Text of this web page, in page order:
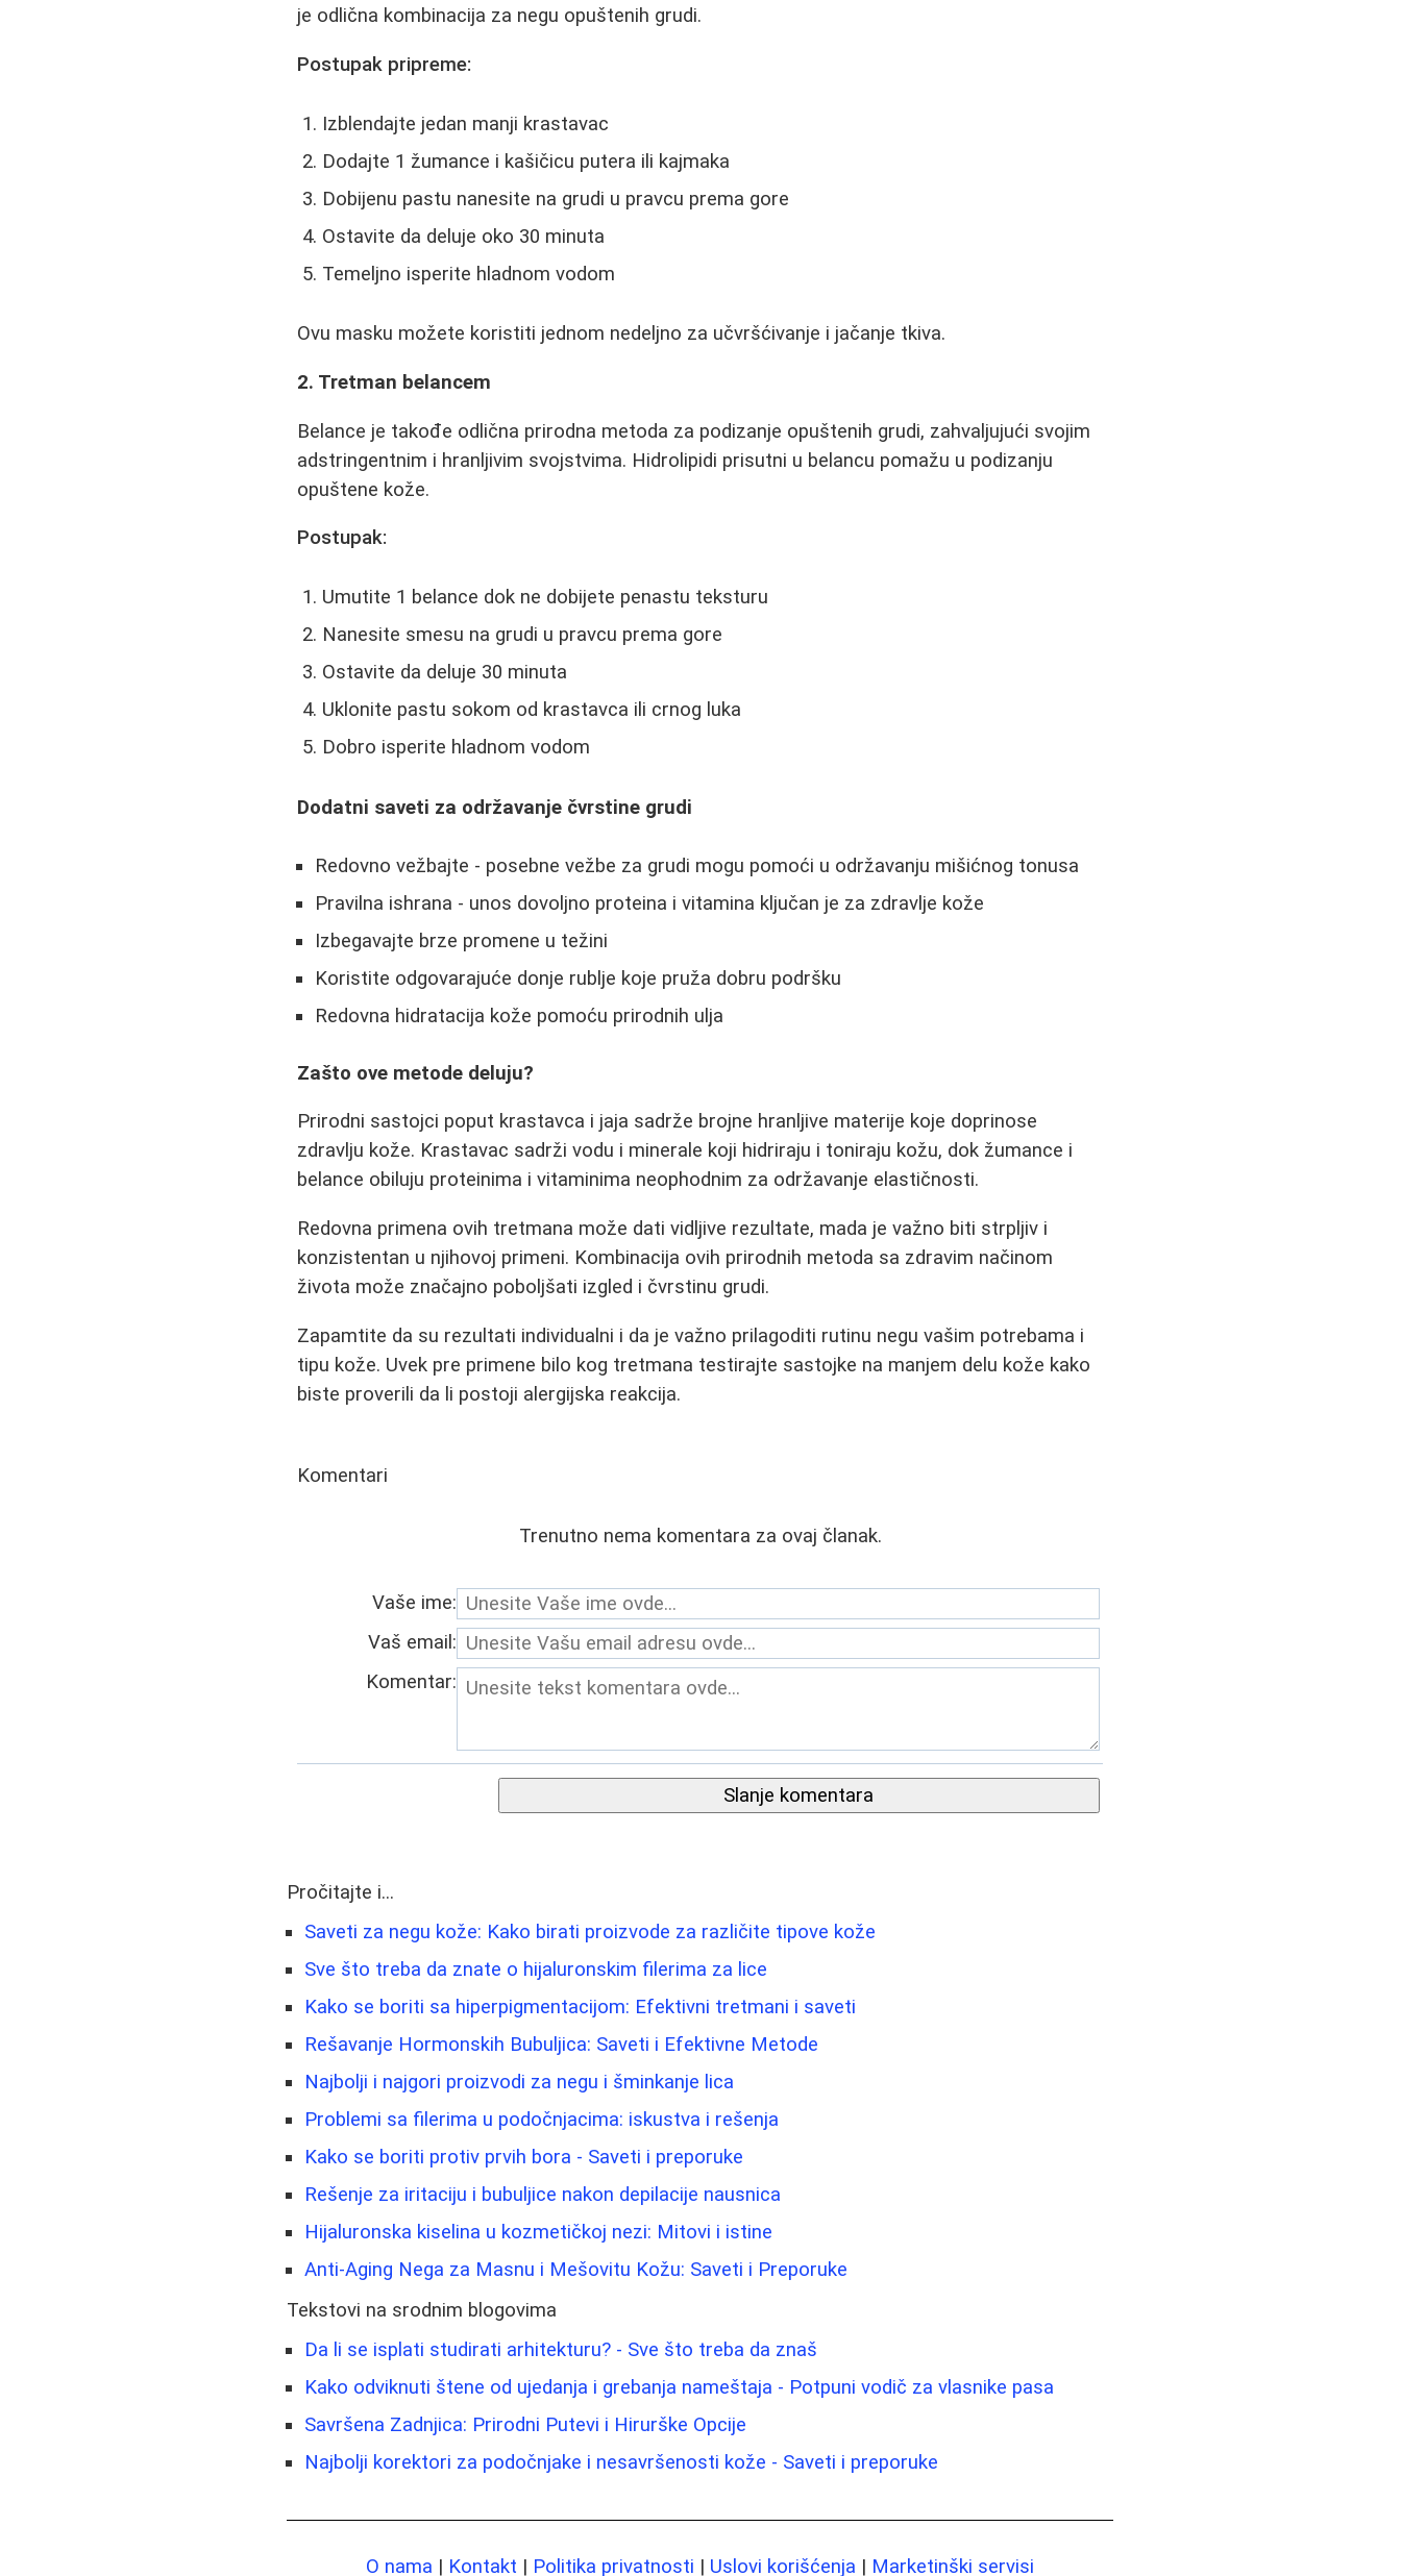
je odlična kombinacija za negu opuštenih grudi.
Postupak pripreme:
Izblendajte jedan manji krastavac
Dodajte 1 žumance i kašičicu putera ili kajmaka
Dobijenu pastu nanesite na grudi u pravcu prema gore
Ostavite da deluje oko 30 minuta
Temeljno isperite hladnom vodom
Ovu masku možete koristiti jednom nedeljno za učvršćivanje i jačanje tkiva.
2. Tretman belancem
Belance je takođe odlična prirodna metoda za podizanje opuštenih grudi, zahvaljujući svojim
adstringentnim i hranljivim svojstvima. Hidrolipidi prisutni u belancu pomažu u podizanju
opuštene kože.
Postupak:
Umutite 1 belance dok ne dobijete penastu teksturu
Nanesite smesu na grudi u pravcu prema gore
Ostavite da deluje 30 minuta
Uklonite pastu sokom od krastavca ili crnog luka
Dobro isperite hladnom vodom
Dodatni saveti za održavanje čvrstine grudi
Redovno vežbajte - posebne vežbe za grudi mogu pomoći u održavanju mišićnog tonusa
Pravilna ishrana - unos dovoljno proteina i vitamina ključan je za zdravlje kože
Izbegavajte brze promene u težini
Koristite odgovarajuće donje rublje koje pruža dobru podršku
Redovna hidratacija kože pomoću prirodnih ulja
Zašto ove metode deluju?
Prirodni sastojci poput krastavca i jaja sadrže brojne hranljive materije koje doprinose
zdravlju kože. Krastavac sadrži vodu i minerale koji hidriraju i toniraju kožu, dok žumance i
belance obiluju proteinima i vitaminima neophodnim za održavanje elastičnosti.
Redovna primena ovih tretmana može dati vidljive rezultate, mada je važno biti strpljiv i
konzistentan u njihovoj primeni. Kombinacija ovih prirodnih metoda sa zdravim načinom
života može značajno poboljšati izgled i čvrstinu grudi.
Zapamtite da su rezultati individualni i da je važno prilagoditi rutinu negu vašim potrebama i
tipu kože. Uvek pre primene bilo kog tretmana testirajte sastojke na manjem delu kože kako
biste proverili da li postoji alergijska reakcija.
Komentari
Trenutno nema komentara za ovaj članak.
Vaše ime:
Vaš email:
Komentar:
Slanje komentara
Pročitajte i...
Saveti za negu kože: Kako birati proizvode za različite tipove kože
Sve što treba da znate o hijaluronskim filerima za lice
Kako se boriti sa hiperpigmentacijom: Efektivni tretmani i saveti
Rešavanje Hormonskih Bubuljica: Saveti i Efektivne Metode
Najbolji i najgori proizvodi za negu i šminkanje lica
Problemi sa filerima u podočnjacima: iskustva i rešenja
Kako se boriti protiv prvih bora - Saveti i preporuke
Rešenje za iritaciju i bubuljice nakon depilacije nausnica
Hijaluronska kiselina u kozmetičkoj nezi: Mitovi i istine
Anti-Aging Nega za Masnu i Mešovitu Kožu: Saveti i Preporuke
Tekstovi na srodnim blogovima
Da li se isplati studirati arhitekturu? - Sve što treba da znaš
Kako odviknuti štene od ujedanja i grebanja nameštaja - Potpuni vodič za vlasnike pasa
Savršena Zadnjica: Prirodni Putevi i Hirurške Opcije
Najbolji korektori za podočnjake i nesavršenosti kože - Saveti i preporuke
O nama | Kontakt | Politika privatnosti | Uslovi korišćenja | Marketinški servisi